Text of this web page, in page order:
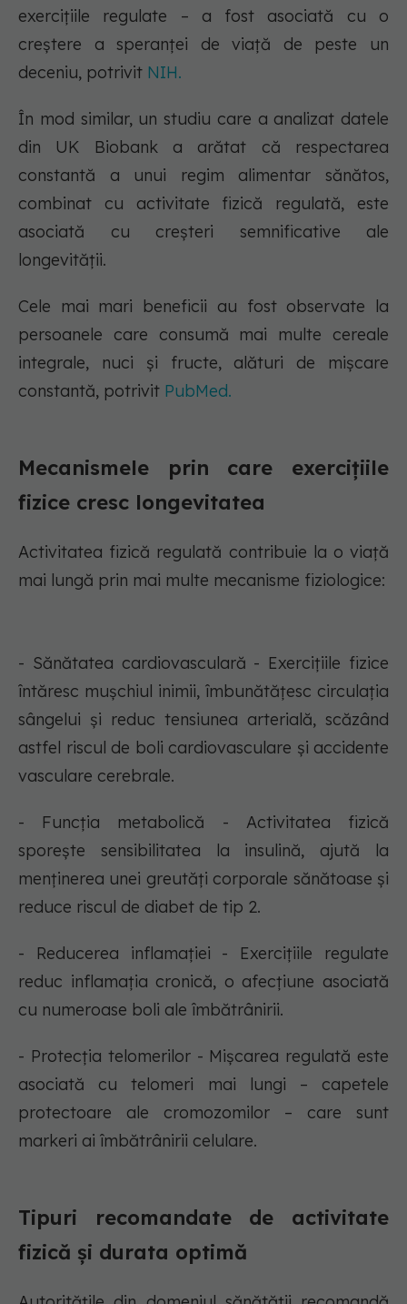
exercițiile regulate – a fost asociată cu o
creștere a speranței de viață de peste un
deceniu, potrivit NIH.
În mod similar, un studiu care a analizat datele
din UK Biobank a arătat că respectarea
constantă a unui regim alimentar sănătos,
combinat cu activitate fizică regulată, este
asociată cu creșteri semnificative ale
longevității.
Cele mai mari beneficii au fost observate la
persoanele care consumă mai multe cereale
integrale, nuci și fructe, alături de mișcare
constantă, potrivit PubMed.
Mecanismele prin care exercițiile
fizice cresc longevitatea
Activitatea fizică regulată contribuie la o viață
mai lungă prin mai multe mecanisme fiziologice:
- Sănătatea cardiovasculară - Exercițiile fizice
întăresc mușchiul inimii, îmbunătățesc circulația
sângelui și reduc tensiunea arterială, scăzând
astfel riscul de boli cardiovasculare și accidente
vasculare cerebrale.
- Funcția metabolică - Activitatea fizică
sporește sensibilitatea la insulină, ajută la
menținerea unei greutăți corporale sănătoase și
reduce riscul de diabet de tip 2.
- Reducerea inflamației - Exercițiile regulate
reduc inflamația cronică, o afecțiune asociată
cu numeroase boli ale îmbătrânirii.
- Protecția telomerilor - Mișcarea regulată este
asociată cu telomeri mai lungi – capetele
protectoare ale cromozomilor – care sunt
markeri ai îmbătrânirii celulare.
Tipuri recomandate de activitate
fizică și durata optimă